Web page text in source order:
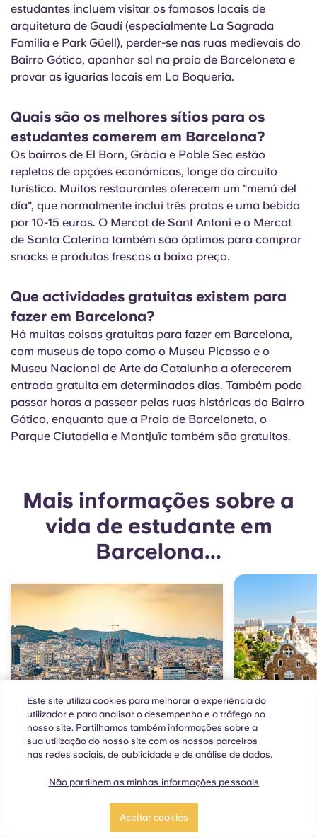
estudantes incluem visitar os famosos locais de
arquitetura de Gaudí (especialmente La Sagrada
Familia e Park Güell), perder-se nas ruas medievais do
Bairro Gótico, apanhar sol na praia de Barceloneta e
provar as iguarias locais em La Boqueria.
Quais são os melhores sítios para os
estudantes comerem em Barcelona?
Os bairros de El Born, Gràcia e Poble Sec estão
repletos de opções económicas, longe do circuito
turístico. Muitos restaurantes oferecem um "menú del
día", que normalmente inclui três pratos e uma bebida
por 10-15 euros. O Mercat de Sant Antoni e o Mercat
de Santa Caterina também são óptimos para comprar
snacks e produtos frescos a baixo preço.
Que actividades gratuitas existem para
fazer em Barcelona?
Há muitas coisas gratuitas para fazer em Barcelona,
com museus de topo como o Museu Picasso e o
Museu Nacional de Arte da Catalunha a oferecerem
entrada gratuita em determinados dias. Também pode
passar horas a passear pelas ruas históricas do Bairro
Gótico, enquanto que a Praia de Barceloneta, o
Parque Ciutadella e Montjuïc também são gratuitos.
Mais informações sobre a
vida de estudante em
Barcelona...
TUDO O QUE PRECISA DE SABER
Universidades em
Barcelona
ONDE DEVES
Este site utiliza cookies para melhorar a experiência do
utilizador e para analisar o desempenho e o tráfego no
nosso site. Partilhamos também informações sobre a
sua utilização do nosso site com os nossos parceiros
nas redes sociais, de publicidade e de análise de dados.
Não partilhem as minhas informações pessoais
Aceitar cookies